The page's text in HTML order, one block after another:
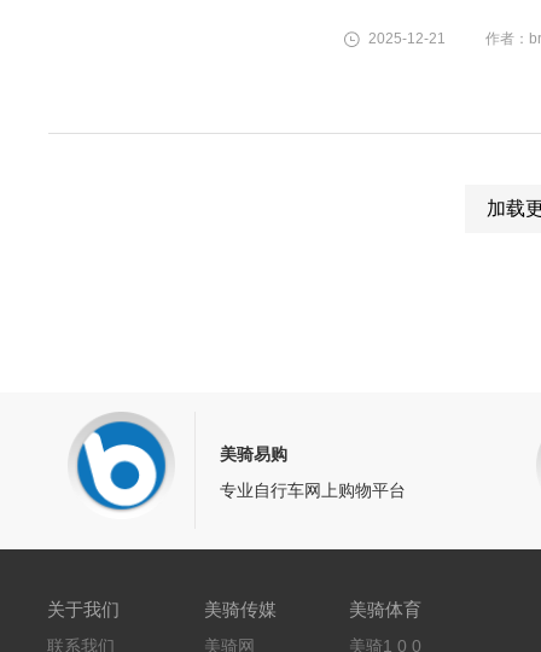
对抗，但比赛很
2025-12-21 作者：
加载
美骑易购
专业自行车网上购物平台
关于我们
联系我们
美骑传媒
美骑网
美骑体育
美骑1 0 0